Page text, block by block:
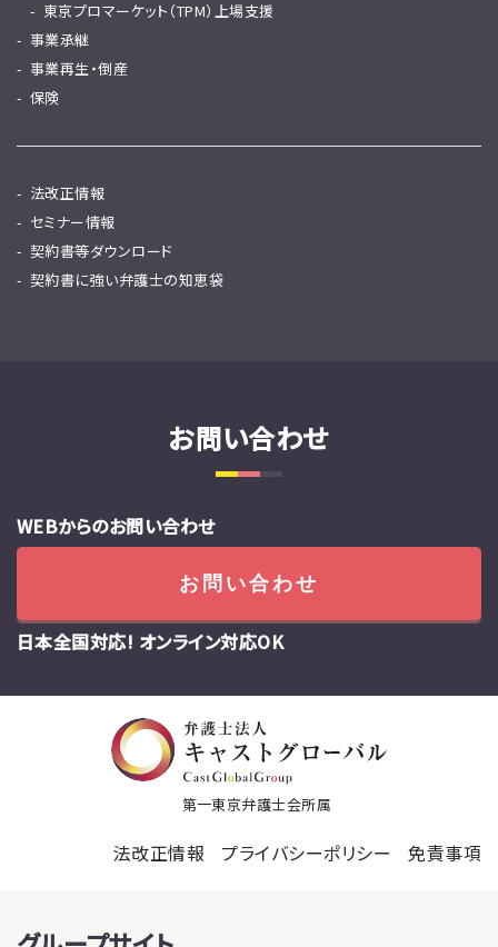
東京プロマーケット（TPM）上場支援
事業承継
事業再生・倒産
保険
法改正情報
セミナー情報
契約書等ダウンロード
契約書に強い弁護士の知恵袋
お問い合わせ
WEBからのお問い合わせ
お問い合わせ
日本全国対応! オンライン対応OK
第一東京弁護士会所属
法改正情報 プライバシーポリシー 免責事項